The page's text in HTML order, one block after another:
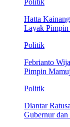
Politik
Hatta
Layak
Politik
Febrianto
Pimpin
Politik
Diantar
Gubernur